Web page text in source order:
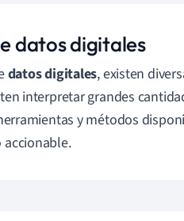
datos digitales
datos digitales, existen
interpretar grandes
y métodos